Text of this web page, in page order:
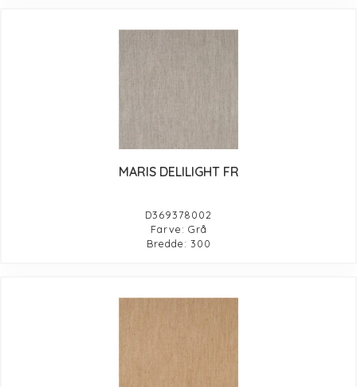
MARIS DELILIGHT FR
D369378002
Farve: Grå
Bredde: 300